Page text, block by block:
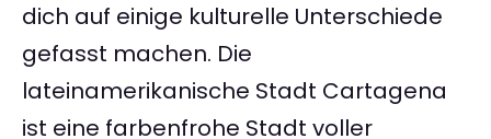
dich auf einige kulturelle Unterschiede
gefasst machen. Die
lateinamerikanische Stadt Cartagena
ist eine farbenfrohe Stadt voller